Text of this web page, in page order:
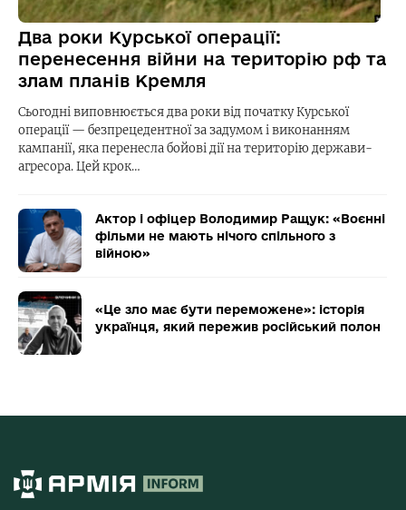
Два роки Курської операції:
перенесення війни на територію рф та
злам планів Кремля
Сьогодні виповнюється два роки від початку Курської
операції — безпрецедентної за задумом і виконанням
кампанії, яка перенесла бойові дії на територію держави-
агресора. Цей крок…
Актор і офіцер Володимир Ращук: «Воєнні
фільми не мають нічого спільного з
війною»
«Це зло має бути переможене»: історія
українця, який пережив російський полон